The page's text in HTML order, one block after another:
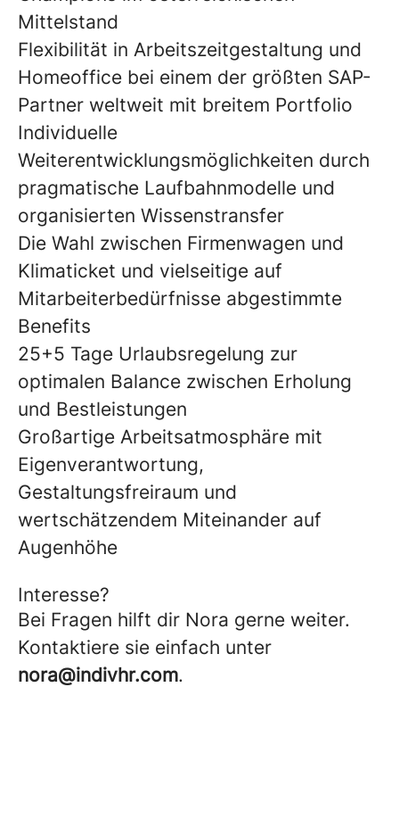
Mittelstand
Flexibilität in Arbeitszeitgestaltung und
Homeoffice bei einem der größten SAP-
Partner weltweit mit breitem Portfolio
Individuelle
Weiterentwicklungsmöglichkeiten durch
pragmatische Laufbahnmodelle und
organisierten Wissenstransfer
Die Wahl zwischen Firmenwagen und
Klimaticket und vielseitige auf
Mitarbeiterbedürfnisse abgestimmte
Benefits
25+5 Tage Urlaubsregelung zur
optimalen Balance zwischen Erholung
und Bestleistungen
Großartige Arbeitsatmosphäre mit
Eigenverantwortung,
Gestaltungsfreiraum und
wertschätzendem Miteinander auf
Augenhöhe
Interesse?
Bei Fragen hilft dir Nora gerne weiter.
Kontaktiere sie einfach unter
nora@indivhr.com.